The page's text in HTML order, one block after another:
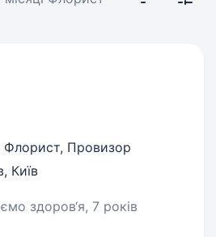
Флорист, Провизор
, Київ
здоров‘я, 7 років